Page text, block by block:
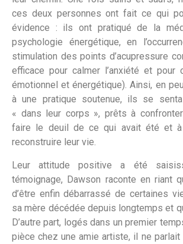
ces deux personnes ont fait ce qui
évidence : ils ont pratiqué de la
psychologie énergétique, en
stimulation des points d’acupressure
efficace pour calmer l’anxiété et pour
émotionnel et énergétique). Ainsi, en
à une pratique soutenue, ils se
« dans leur corps », prêts à
faire le deuil de ce qui avait été et à
reconstruire leur vie.
Leur attitude positive a été
témoignage, Dawson raconte en riant
d’être enfin débarrassé de certaines
sa mère décédée depuis longtemps et
D’autre part, logés dans un premier
pièce chez une amie artiste, il ne